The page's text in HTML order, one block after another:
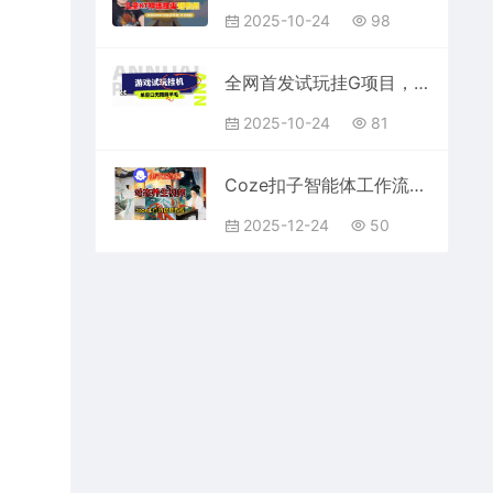
2025-10-24 98
全网首发试玩挂G项目，全自动运行单窗口无上限，纯0撸本人亲测一天可薅100米【揭秘】
2025-10-24 81
Coze扣子智能体工作流一键生成《健康养生动态》视频，实操搭建教学通俗易懂
2025-12-24 50